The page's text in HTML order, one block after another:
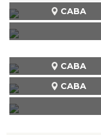
CABA
CABA
CABA